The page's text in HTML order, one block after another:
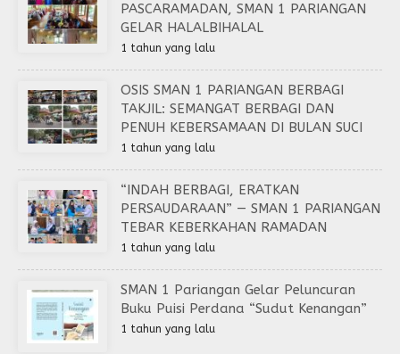
PASCARAMADAN, SMAN 1 PARIANGAN
GELAR HALALBIHALAL
1 tahun yang lalu
OSIS SMAN 1 PARIANGAN BERBAGI
TAKJIL: SEMANGAT BERBAGI DAN
PENUH KEBERSAMAAN DI BULAN SUCI
1 tahun yang lalu
“INDAH BERBAGI, ERATKAN
PERSAUDARAAN” — SMAN 1 PARIANGAN
TEBAR KEBERKAHAN RAMADAN
1 tahun yang lalu
SMAN 1 Pariangan Gelar Peluncuran
Buku Puisi Perdana “Sudut Kenangan”
1 tahun yang lalu